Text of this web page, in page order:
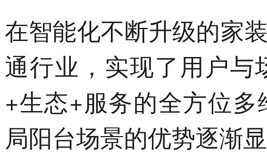
在智能化不断升级的家
通行业，实现了用户
+生态+服务的全方位
局阳台场景的优势逐渐